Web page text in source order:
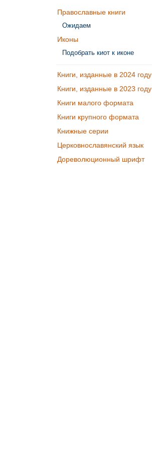
Православные книги
Ожидаем
Иконы
Подобрать киот к иконе
Книги, изданные в 2024 году
Книги, изданные в 2023 году
Книги малого формата
Книги крупного формата
Книжные серии
Церковнославянский язык
Дореволюционный шрифт